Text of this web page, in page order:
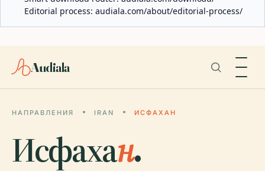
Editorial process: audiala.com/about/editorial-process/
Audiala
НАПРАВЛЕНИЯ IRAN ИСФАХАН
Исфахан.